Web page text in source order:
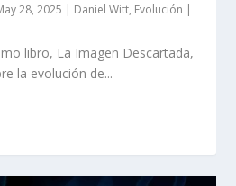
28, 2025 | Daniel Witt, Evolución |
libro, La Imagen Descartada,
la evolución de...